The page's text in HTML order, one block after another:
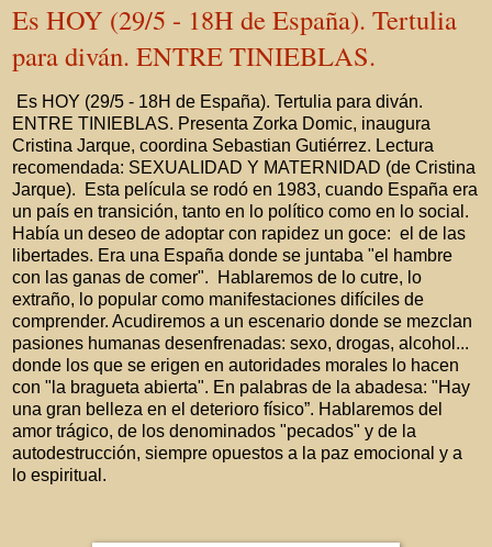
Es HOY (29/5 - 18H de España). Tertulia
para diván. ENTRE TINIEBLAS.
Es HOY (29/5 - 18H de España). Tertulia para diván.
ENTRE TINIEBLAS. Presenta Zorka Domic, inaugura
Cristina Jarque, coordina Sebastian Gutiérrez. Lectura
recomendada: SEXUALIDAD Y MATERNIDAD (de Cristina
Jarque). Esta película se rodó en 1983, cuando España era
un país en transición, tanto en lo político como en lo social.
Había un deseo de adoptar con rapidez un goce: el de las
libertades. Era una España donde se juntaba "el hambre
con las ganas de comer". Hablaremos de lo cutre, lo
extraño, lo popular como manifestaciones difíciles de
comprender. Acudiremos a un escenario donde se mezclan
pasiones humanas desenfrenadas: sexo, drogas, alcohol...
donde los que se erigen en autoridades morales lo hacen
con "la bragueta abierta". En palabras de la abadesa: "Hay
una gran belleza en el deterioro físico”. Hablaremos del
amor trágico, de los denominados "pecados" y de la
autodestrucción, siempre opuestos a la paz emocional y a
lo espiritual.